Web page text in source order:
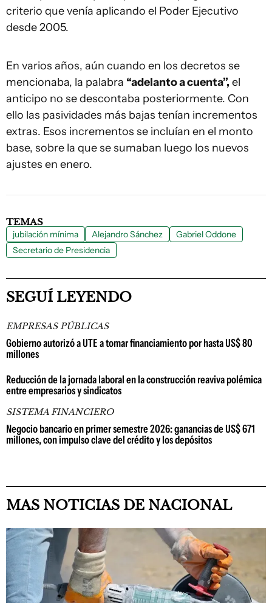
criterio que venía aplicando el Poder Ejecutivo
desde 2005.
En varios años, aún cuando en los decretos se
mencionaba, la palabra “adelanto a cuenta”, el
anticipo no se descontaba posteriormente. Con
ello las pasividades más bajas tenían incrementos
extras. Esos incrementos se incluían en el monto
base, sobre la que se sumaban luego los nuevos
ajustes en enero.
TEMAS
jubilación mínima Alejandro Sánchez
Gabriel Oddone
Secretario de Presidencia
SEGUÍ LEYENDO
EMPRESAS PÚBLICAS
Gobierno autorizó a UTE a tomar financiamiento por hasta US$ 80
millones
Reducción de la jornada laboral en la construcción reaviva polémica
entre empresarios y sindicatos
SISTEMA FINANCIERO
Negocio bancario en primer semestre 2026: ganancias de US$ 671
millones, con impulso clave del crédito y los depósitos
MAS NOTICIAS DE NACIONAL